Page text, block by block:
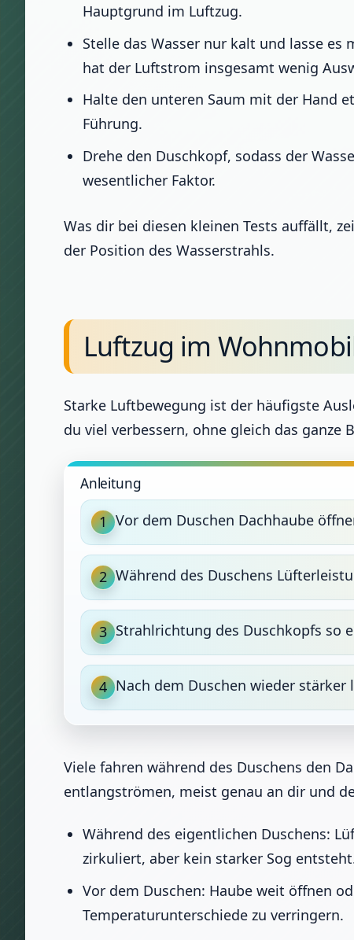
Hauptgrund im Luftzug.
Stelle das Wasser nur kalt und lasse
hat der Luftstrom insgesamt wenig
Halte den unteren Saum mit der Hand
Führung.
Drehe den Duschkopf, sodass der
wesentlicher Faktor.
Was dir bei diesen kleinen Tests auffällt,
der Position des Wasserstrahls.
Luftzug im
Starke Luftbewegung ist der häufigste
du viel verbessern, ohne gleich das ganze
Anleitung
1 Vor dem Duschen Dachhaube
2 Während des Duschens
3 Strahlrichtung des Duschkopfs so
4 Nach dem Duschen wieder
Viele fahren während des Duschens den
entlangströmen, meist genau an dir und
Während des eigentlichen Duschens:
zirkuliert, aber kein starker Sog
Vor dem Duschen: Haube weit öffnen
Temperaturunterschiede zu verringern.